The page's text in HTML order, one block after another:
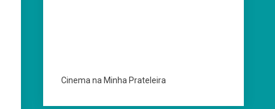
Cinema na Minha Prateleira